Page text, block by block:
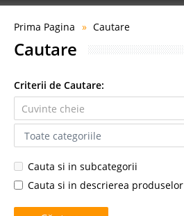
Prima Pagina Cautare
Cautare
Criterii de Cautare:
Cauta si in subcategorii
Cauta si in descrierea produselor